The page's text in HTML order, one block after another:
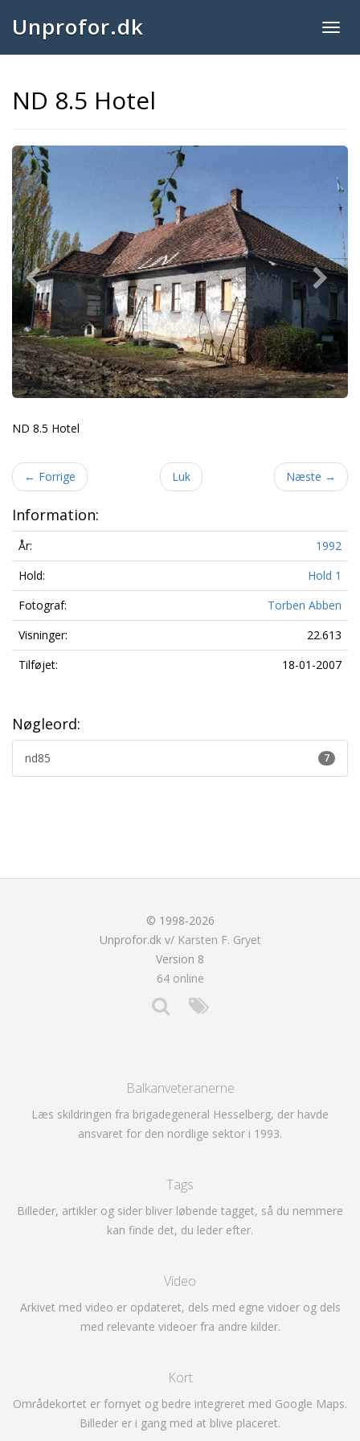
Unprofor.dk
ND 8.5 Hotel
Previous
ND 8.5 Hotel
← Forrige Luk Næste →
Information:
År:
1992
Hold:
Hold 1
Fotograf:
Torben Abben
Visninger:
22.613
Tilføjet:
18-01-2007
Nøgleord:
7
nd85
© 1998-2026
Unprofor.dk v/ Karsten F. Gryet
Version 8
64 online
Balkanveteranerne
Læs skildringen fra brigadegeneral Hesselberg, der havde
ansvaret for den nordlige sektor i 1993.
Tags
Billeder, artikler og sider bliver løbende tagget, så du nemmere
kan finde det, du leder efter.
Video
Arkivet med video er opdateret, dels med egne vidoer og dels
med relevante videoer fra andre kilder.
Kort
Områdekortet er fornyet og bedre integreret med Google Maps.
Billeder er i gang med at blive placeret.